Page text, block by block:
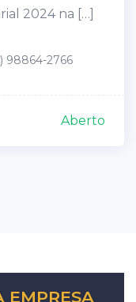
2024 na […]
98864-2766
Aberto
EMPRESA